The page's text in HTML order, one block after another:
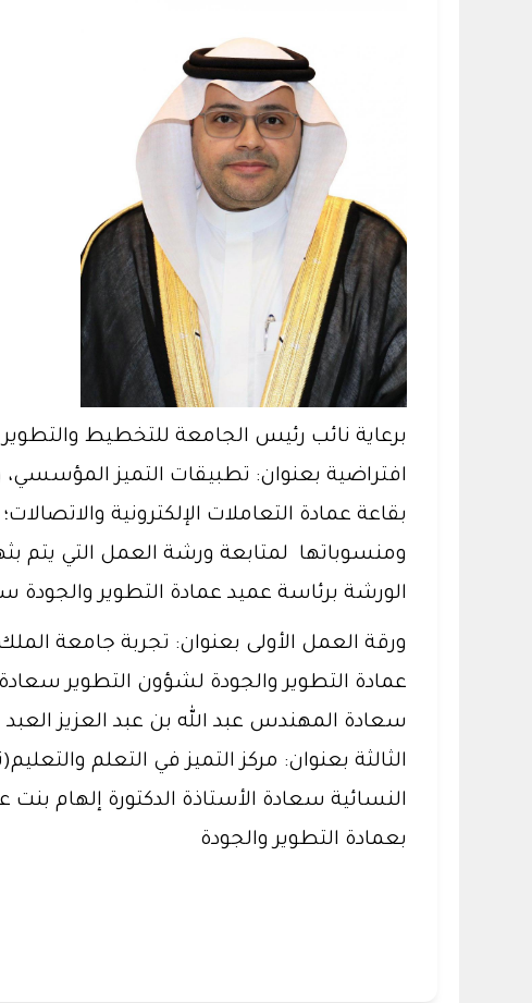
برعاية نائب رئيس الجامعة للتخطيط
بقاعة عمادة التعاملات الإلكترونية
الورشة برئاسة عميد عمادة التطوير
ورقة العمل الأولى بعنوان: تجربة جامعة
عمادة التطوير والجودة لشؤون التطوير
سعادة المهندس عبد الله بن عبد العزيز
الثالثة بعنوان: مركز التميز في التعلم
النسائية سعادة الأستاذة الدكتورة إلهام
بعمادة التطوير والجودة